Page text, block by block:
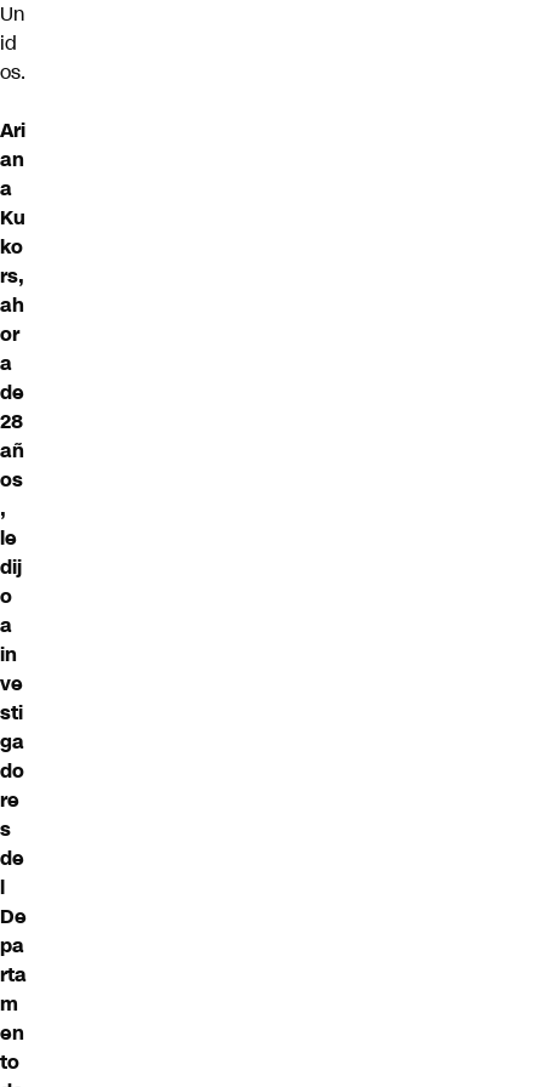
Un
id
os.
Ari
an
a
Ku
ko
rs,
ah
or
a
de
28
añ
os
,
le
dij
o
a
in
ve
sti
ga
do
re
s
de
l
De
pa
rta
m
en
to